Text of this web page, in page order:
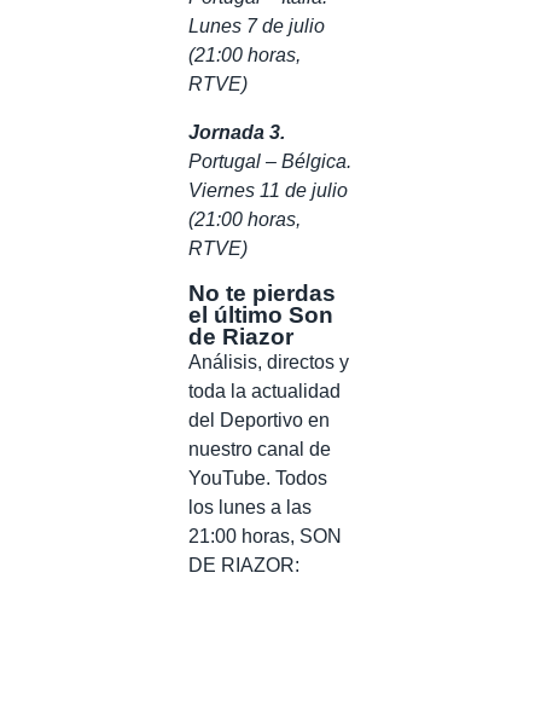
Lunes 7 de julio
(21:00 horas,
RTVE)
Jornada 3.
Portugal – Bélgica.
Viernes 11 de julio
(21:00 horas,
RTVE)
No te pierdas
el último Son
de Riazor
Análisis, directos y
toda la actualidad
del Deportivo en
nuestro canal de
YouTube. Todos
los lunes a las
21:00 horas, SON
DE RIAZOR: